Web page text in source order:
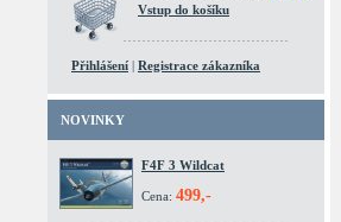
Vstup do košíku
Přihlášení | Registrace zákazníka
NOVINKY
F4F 3 Wildcat
Cena: 499,-